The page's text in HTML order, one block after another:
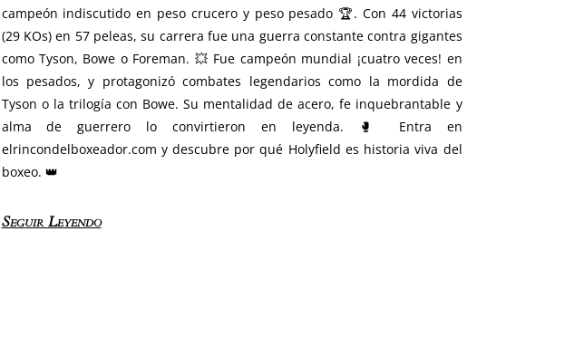
campeón indiscutido en peso crucero y peso pesado 🏆. Con 44 victorias
(29 KOs) en 57 peleas, su carrera fue una guerra constante contra gigantes
como Tyson, Bowe o Foreman. 💥 Fue campeón mundial ¡cuatro veces! en
los pesados, y protagonizó combates legendarios como la mordida de
Tyson o la trilogía con Bowe. Su mentalidad de acero, fe inquebrantable y
alma de guerrero lo convirtieron en leyenda. 🥊 Entra en
elrincondelboxeador.com y descubre por qué Holyfield es historia viva del
boxeo. 👑
Seguir Leyendo